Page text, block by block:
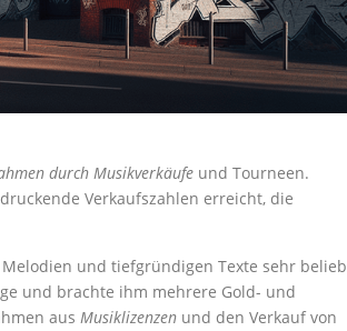
durch Musikverkäufe und Tourneen.
Verkaufszahlen erreicht, die
und tiefgründigen Texte sehr
und brachte ihm mehrere Gold- und
aus Musiklizenzen und den Verkauf von